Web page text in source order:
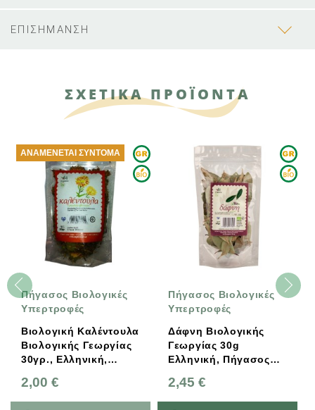
ΕΠΙΣΗΜΑΝΣΗ
ΣΧΕΤΙΚΑ ΠΡΟΪΟΝΤΑ
Πήγασος Βιολογικές
Υπερτροφές
Βιολογική Καλέντουλα
Βιολογικής Γεωργίας
30γρ., Ελληνική,
Υπερτροφές
2,00 €
ΑΝΑΜΈΝΕΤΑΙ ΣΎΝΤΟΜΑ
Πήγασος Βιολογικές
Υπερτροφές
Δάφνη Βιολογικής
Γεωργίας 30g
Ελληνική, Πήγασος
Υπερτροφές
2,45 €